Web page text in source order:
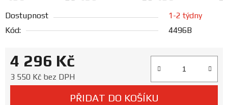
Blog
a
katalogy
Dostupnost
1-2 týdny
Kód:
4496B
4 296 Kč
3 550 Kč bez DPH
PŘIDAT DO KOŠÍKU